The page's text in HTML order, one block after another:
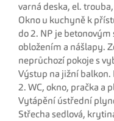
varná deska, el.
Okno u kuchyně k
do 2. NP je
obložením a nášlapy.
neprůchozí pokoje s
Výstup na jižní balkon.
2. WC, okno, pračka a
Vytápění ústřední
Střecha sedlová,